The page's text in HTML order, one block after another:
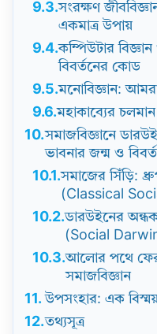
9.3.সংরক্ষণ
একমাত্র উপায়
9.4.কম্পিউটার
বিবর্তনের কোড
9.5.মনোবিজ্ঞান:
9.6.মহাকাব্যের
10.সমাজবিজ্ঞানে
ভাবনার জন্ম ও
10.1.সমাজের সিঁড়ি:
(Classical
10.2.ডারউইনের
(Social
10.3.আলোর পথে
সমাজবিজ্ঞান
11. উপসংহার: এক
12.তথ্যসূত্র